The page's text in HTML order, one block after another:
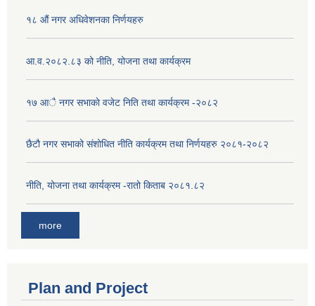
१८ औं नगर अधिवेशनका निर्णयहरु
आ.व.२०८२.८३ को नीति, योजना तथा कार्यक्रम
१७ आै नगर सभाकाे वजेट निति तथा कार्यक्रम -२०८२
छैटौ नगर सभाको संशोधित नीति कार्यक्रम तथा निर्णयहरु २०८१-२०८२
नीति, योजना तथा कार्यक्रम -रातो किताब २०८१.८२
more
Plan and Project